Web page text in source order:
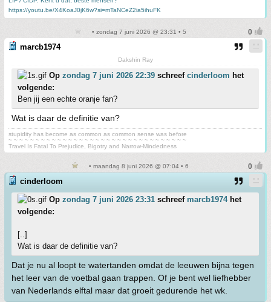
https://youtu.be/X4KoaJ0jK6w?si=mTaNCeZ2ia5ihuFK
• zondag 7 juni 2026 @ 23:31 • 5
marcb1974
Dakshin Ray
Op zondag 7 juni 2026 22:39 schreef cinderloom het
volgende:
Ben jij een echte oranje fan?
Wat is daar de definitie van?
stupidity has become as common as common sense was before
~ ~ ~ ~ ~ ~ ~ ~ ~ ~ ~ ~ ~ ~ ~ ~ ~ ~ ~ ~ ~ ~ ~ ~ ~ ~ ~ ~ ~ ~ ~ ~ ~
Travel Is Fatal To Prejudice, Bigotry and Narrow-Mindedness
• maandag 8 juni 2026 @ 07:04 • 6
cinderloom
Op zondag 7 juni 2026 23:31 schreef marcb1974het
volgende:
[..]
Wat is daar de definitie van?
Dat je nu al loopt te watertanden omdat de leeuwen bijna tegen
het leer van de voetbal gaan trappen. Of je bent wel liefhebber
van Nederlands elftal maar dat groeit gedurende het wk.